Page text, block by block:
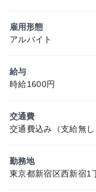
雇用形態
アルバイト
給与
時給1600円
交通費
交通費込み（支給無し
勤務地
東京都新宿区西新宿1